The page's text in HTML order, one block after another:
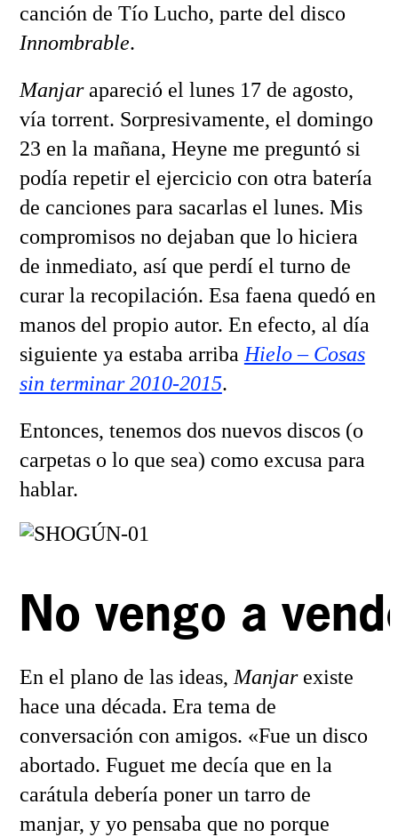
canción de Tío Lucho, parte del disco
Innombrable.
Manjarapareció el lunes 17 de agosto,
vía torrent. Sorpresivamente, el domingo
23 en la mañana, Heyne me preguntó si
podía repetir el ejercicio con otra batería
de canciones para sacarlas el lunes. Mis
compromisos no dejaban que lo hiciera
de inmediato, así que perdí el turno de
curar la recopilación. Esa faena quedó en
manos del propio autor. En efecto, al día
siguiente ya estaba arriba Hielo – Cosas
sin terminar 2010-2015.
Entonces, tenemos dos nuevos discos (o
carpetas o lo que sea) como excusa para
hablar.
No vengo a
En el plano de las ideas, Manjarexiste
hace una década. Era tema de
conversación con amigos. «Fue un disco
abortado. Fuguet me decía que en la
carátula debería poner un tarro de
manjar, y yo pensaba que no porque